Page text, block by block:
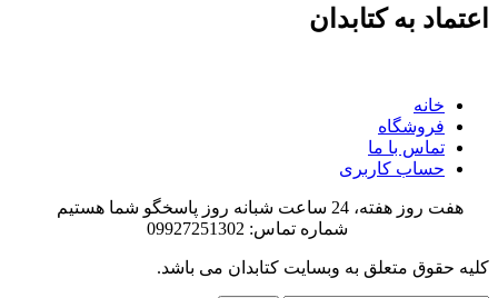
اعتماد به کتابدان
خانه
فروشگاه
تماس با ما
حساب کاربری
هفت روز هفته، 24 ساعت شبانه روز پاسخگو شما هستیم
شماره تماس: 09927251302
کلیه حقوق متعلق به وبسایت کتابدان می باشد.